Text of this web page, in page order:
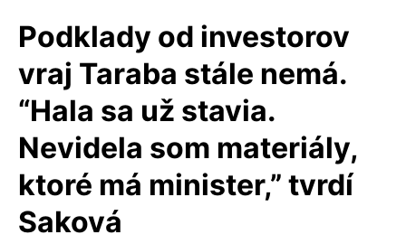
Podklady od investorov
vraj Taraba stále nemá.
“Hala sa už stavia.
Nevidela som materiály,
ktoré má minister,” tvrdí
Saková